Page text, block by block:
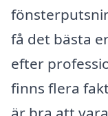
få det bästa
efter
finns flera